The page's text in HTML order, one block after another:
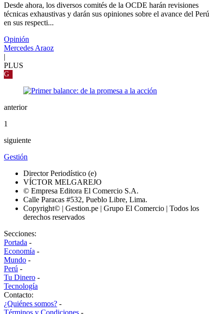
Desde ahora, los diversos comités de la OCDE harán revisiones
técnicas exhaustivas y darán sus opiniones sobre el avance del Perú
en sus respecti...
Opinión
Mercedes Araoz
|
PLUS
G
anterior
1
siguiente
Gestión
Director Periodístico (e)
VÍCTOR MELGAREJO
© Empresa Editora El Comercio S.A.
Calle Paracas #532, Pueblo Libre, Lima.
Copyright© | Gestion.pe | Grupo El Comercio | Todos los
derechos reservados
Secciones:
Portada -
Economía -
Mundo -
Perú -
Tu Dinero -
Tecnología
Contacto:
¿Quiénes somos? -
Términos y Condiciones -